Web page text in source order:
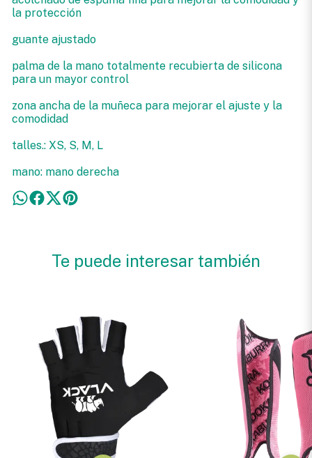
la protección
guante ajustado
palma de la mano totalmente recubierta de silicona
para un mayor control
zona ancha de la muñeca para mejorar el ajuste y la
comodidad
talles.: XS, S, M, L
mano: mano derecha
Te puede interesar también